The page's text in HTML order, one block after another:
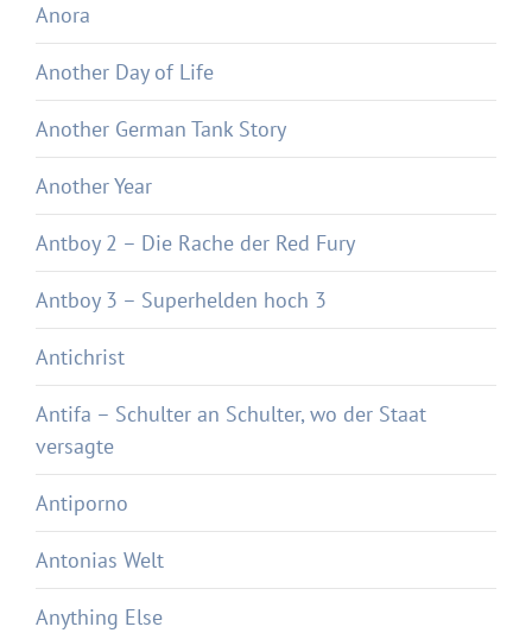
Anora
Another Day of Life
Another German Tank Story
Another Year
Antboy 2 – Die Rache der Red Fury
Antboy 3 – Superhelden hoch 3
Antichrist
Antifa – Schulter an Schulter, wo der Staat
versagte
Antiporno
Antonias Welt
Anything Else